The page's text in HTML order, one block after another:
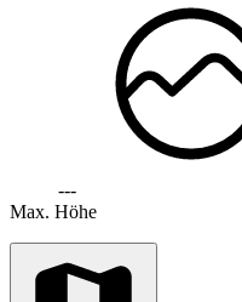
---
Max. Höhe